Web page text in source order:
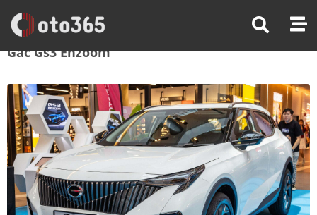
Trang Chủ Gac Gs3 Enzoom
Gac Gs3 Enzoom